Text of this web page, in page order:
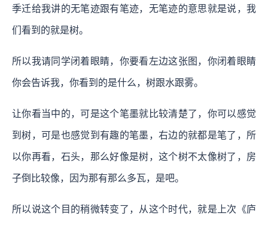
季迁给我讲的无笔迹跟有笔迹，无笔迹的意思就是说，我
们看到的就是树。
所以我请同学闭着眼睛，你要看左边这张图，你闭着眼睛
你会告诉我，你看到的是什么，树跟水跟雾。
让你看当中的，可是这个笔墨就比较清楚了，你可以感觉
到树，可是也感觉到有趣的笔墨，右边的就都是笔了，所
以你再看，石头，那么好像是树，这个树不太像树了，房
子倒比较像，因为那有那么多瓦，是吧。
所以说这个目的稍微转变了，从这个时代，就是上次《庐